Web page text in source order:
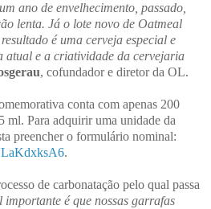
ano de envelhecimento, passado,
lenta. Já o lote novo de Oatmeal
é uma cerveja especial e
atual e a criatividade da cervejaria
, cofundador e diretor da OL.
conta com apenas 200
ml. Para adquirir uma unidade da
preencher o formulário nominal:
.
de carbonatação pelo qual passa
é que nossas garrafas